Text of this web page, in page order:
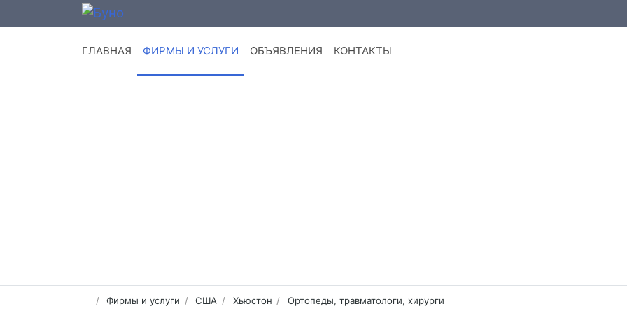
ГЛАВНАЯ ФИРМЫ И УСЛУГИ ОБЪЯВЛЕНИЯ КОНТАКТЫ
Фирмы и услуги США Хьюстон Ортопеды, травматологи, хирурги